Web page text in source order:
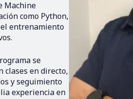
Machine
como Python,
entrenamiento
se
clases en directo,
y seguimiento
experiencia en